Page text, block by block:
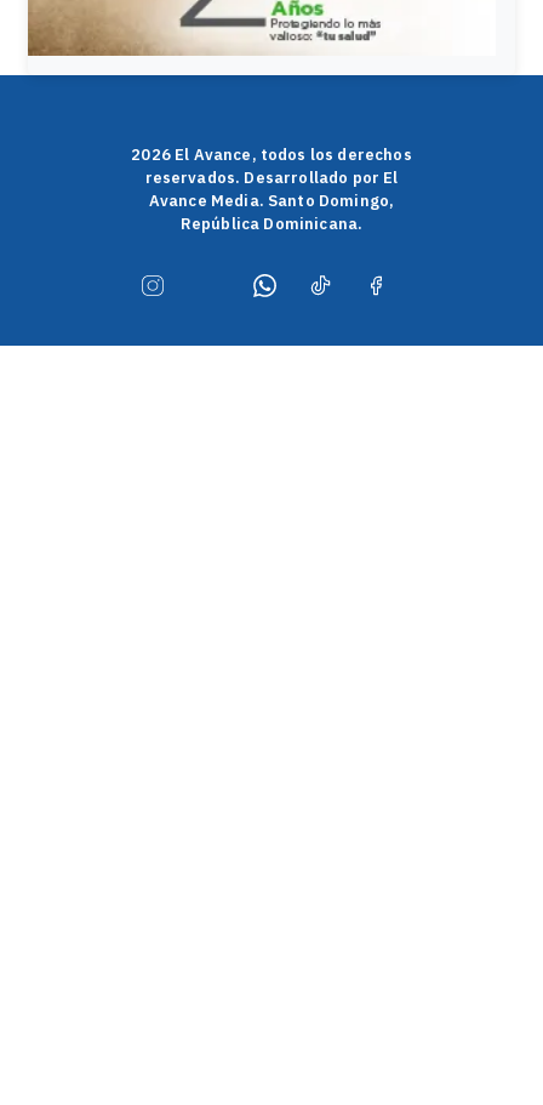
2026 El Avance, todos los derechos
reservados. Desarrollado por El
Avance Media. Santo Domingo,
República Dominicana.